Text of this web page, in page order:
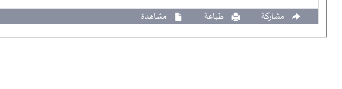
مشاركة
طباعة مشاهدة